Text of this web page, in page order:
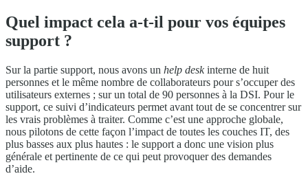
Quel impact cela a-t-il pour vos équipes
support ?
Sur la partie support, nous avons un help deskinterne de huit
personnes et le même nombre de collaborateurs pour s’occuper des
utilisateurs externes ; sur un total de 90 personnes à la DSI. Pour le
support, ce suivi d’indicateurs permet avant tout de se concentrer sur
les vrais problèmes à traiter. Comme c’est une approche globale,
nous pilotons de cette façon l’impact de toutes les couches IT, des
plus basses aux plus hautes : le support a donc une vision plus
générale et pertinente de ce qui peut provoquer des demandes
d’aide.